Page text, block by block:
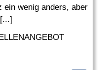
ein wenig anders, aber